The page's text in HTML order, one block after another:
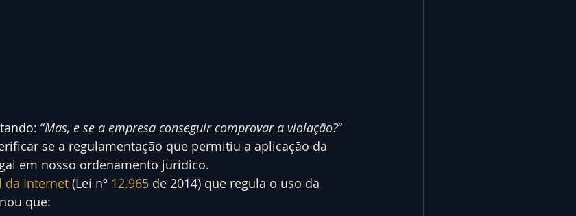
“Mas, e se a empresa conseguir comprovar a violação?”
se a regulamentação que permitiu a aplicação da
em nosso ordenamento jurídico.
da Internet (Lei nº 12.965 de 2014) que regula o uso da
que: